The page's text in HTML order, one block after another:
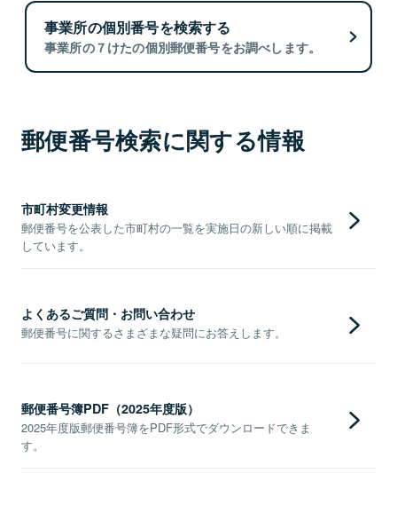
事業所の個別番号を検索する
事業所の７けたの個別郵便番号をお調べします。
郵便番号検索に関する情報
市町村変更情報
郵便番号を公表した市町村の一覧を実施日の新しい順に掲載
しています。
よくあるご質問・お問い合わせ
郵便番号に関するさまざまな疑問にお答えします。
郵便番号簿PDF（2025年度版）
2025年度版郵便番号簿をPDF形式でダウンロードできま
す。